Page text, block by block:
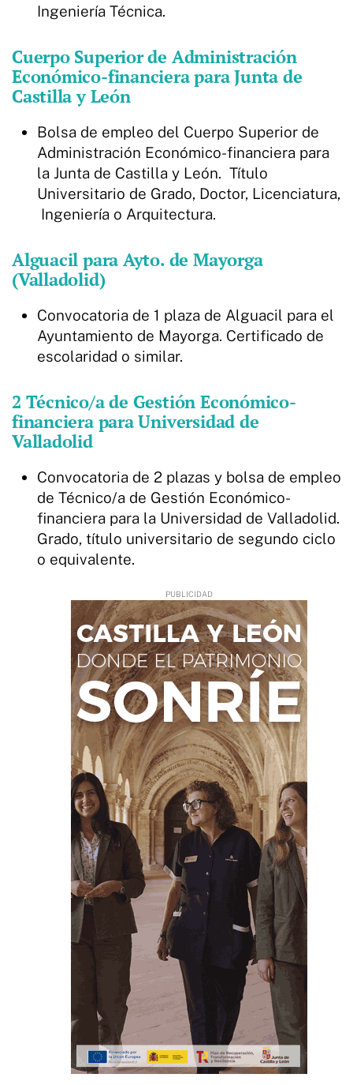
Ingeniería Técnica.
Cuerpo Superior de Administración
Económico-financiera para Junta de
Castilla y León
Bolsa de empleo del Cuerpo Superior de
Administración Económico-financiera para
la Junta de Castilla y León. Título
Universitario de Grado, Doctor, Licenciatura,
Ingeniería o Arquitectura.
Alguacil para Ayto. de Mayorga
(Valladolid)
Convocatoria de 1 plaza de Alguacil para el
Ayuntamiento de Mayorga. Certificado de
escolaridad o similar.
2 Técnico/a de Gestión Económico-
financiera para Universidad de
Valladolid
Convocatoria de 2 plazas y bolsa de empleo
de Técnico/a de Gestión Económico-
financiera para la Universidad de Valladolid.
Grado, título universitario de segundo ciclo
o equivalente.